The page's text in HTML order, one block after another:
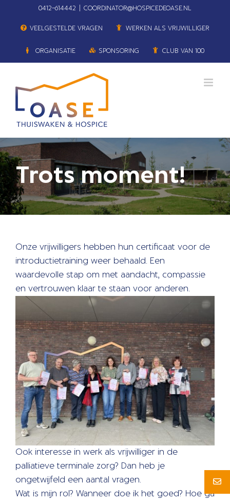
0412–614442 COORDINATOR@HOSPICEDEOASE.NL
VEELGESTELDE VRAGEN WERKEN ALS VRIJWILLIGER
ORGANISATIE SPONSORING CLUB VAN 100
Trots moment!
Onze vrijwilligers hebben hun certificaat voor de
introductietraining weer behaald. Een
waardevolle stap om met aandacht, compassie
en vertrouwen klaar te staan voor anderen.
Ook interesse in werk als vrijwilliger in de
palliatieve terminale zorg? Dan heb je
ongetwijfeld een aantal vragen.
Wat is mijn rol? Wanneer doe ik het goed? Hoe ga